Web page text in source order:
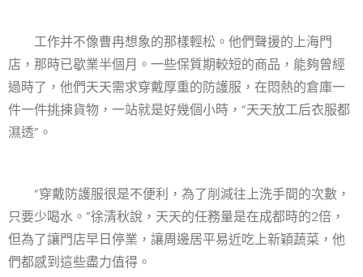
工作并不像曹冉想象的那樣輕松。他們聲援的上海門
店，那時已歇業半個月。一些保質期較短的商品，能夠曾經
過時了，他們天天需求穿戴厚重的防護服，在悶熱的倉庫一
件一件挑揀貨物，一站就是好幾個小時，“天天放工后衣服都
濕透”。
“穿戴防護服很是不便利，為了削減往上洗手間的次數，
只要少喝水。”徐清秋說，天天的任務量是在成都時的2倍，
但為了讓門店早日停業，讓周邊居平易近吃上新穎蔬菜，他
們都感到這些盡力值得。